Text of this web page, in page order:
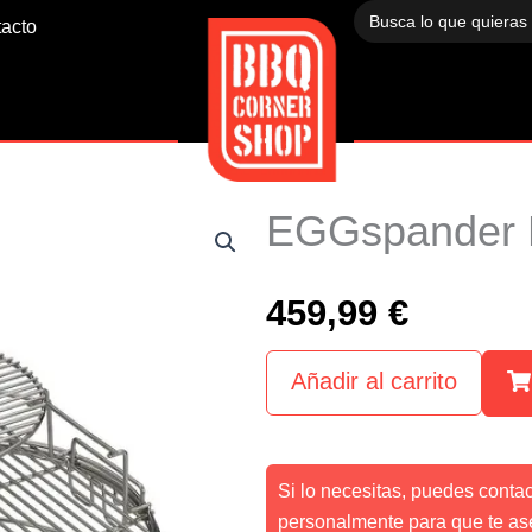
Buscar:
EGGspander
459,99 €
Añadir al carrito
Si lo necesitas, puedes
personalmente para que te